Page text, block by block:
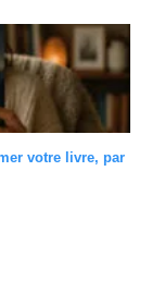
votre livre, par